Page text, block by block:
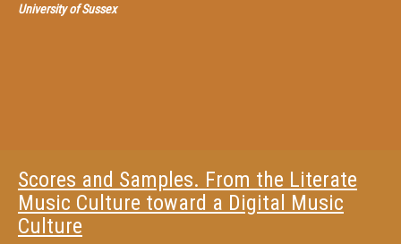
University of Sussex
Scores and Samples. From the Literate
Music Culture toward a Digital Music
Culture